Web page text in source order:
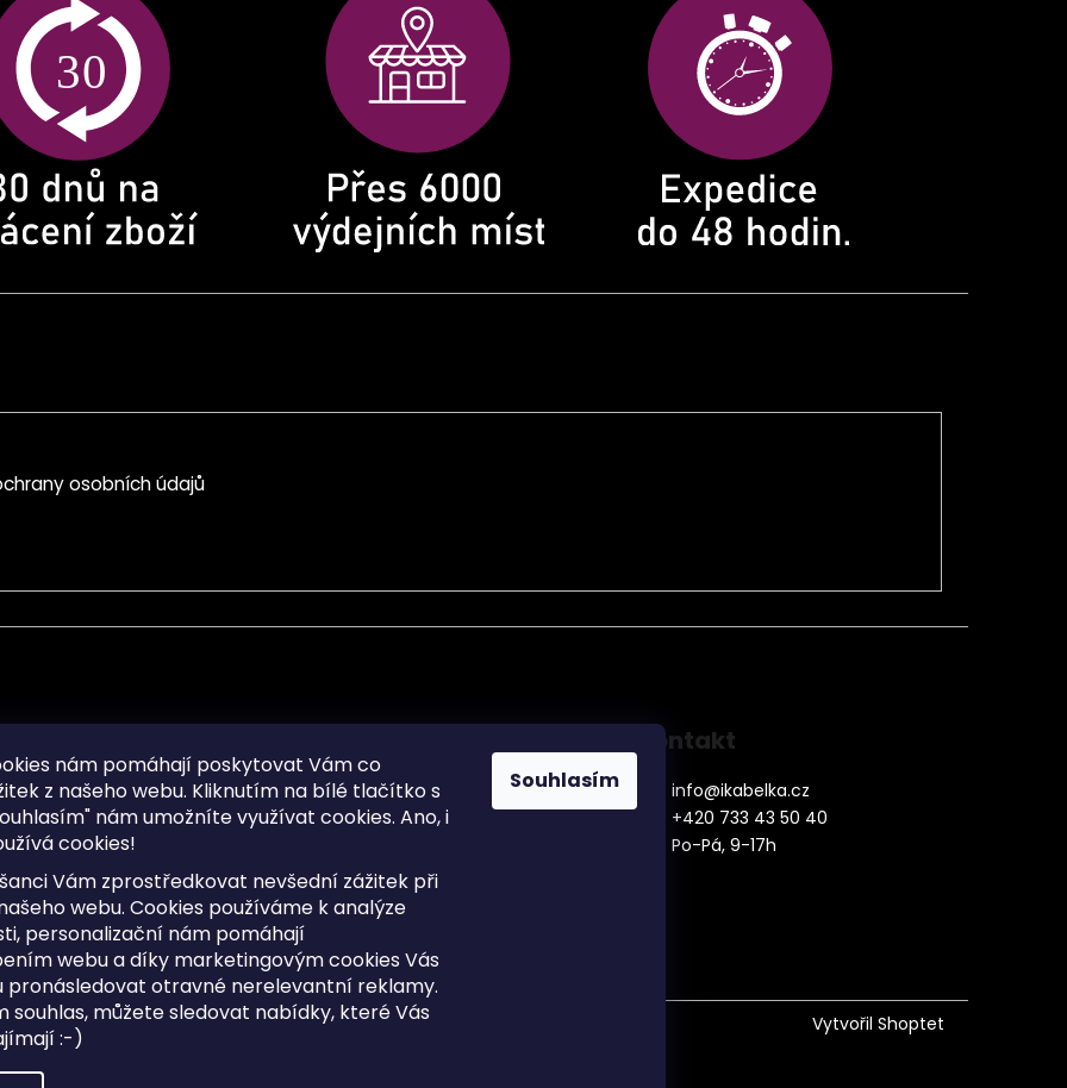
nám pomáhají poskytovat Vám co
z našeho webu. Kliknutím na bílé tlačítko s
nám umožníte využívat cookies. Ano, i
cookies!
Vám zprostředkovat nevšední zážitek při
webu. Cookies používáme k analýze
personalizační nám pomáhají
webu a díky marketingovým cookies Vás
pronásledovat otravné nerelevantní reklamy.
souhlas, můžete sledovat nabídky, které Vás
:-)
Souhlasím
osobních údajů
osobních údajů
dotazy
cookies
Sitemap
Doprava a Platba
Postup vrácení zboží ve 30 denní
lhůtě
Obchodní podmínky
Kontakt
info@ikabelka.cz
+420 733 43 50 40
Po-Pá, 9-17h
Vytvořil Shoptet
Upravit nastavení cookies